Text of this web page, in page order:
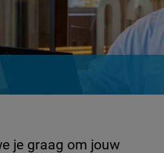
je graag om jouw